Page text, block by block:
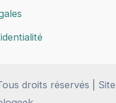
droits réservés | Site